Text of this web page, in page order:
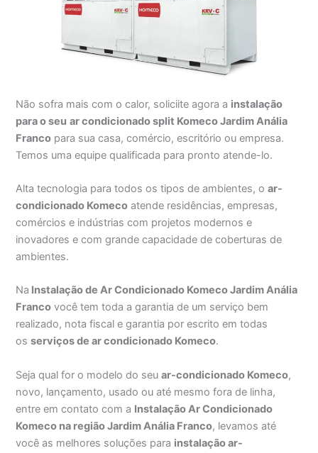
Não sofra mais com o calor, soliciite agora a instalação
para o seu ar condicionado split Komeco Jardim Anália
Franco para sua casa, comércio, escritório ou empresa.
Temos uma equipe qualificada para pronto atende-lo.
Alta tecnologia para todos os tipos de ambientes, oar-
condicionado Komeco atende residências, empresas,
comércios e indústrias com projetos modernos e
inovadores e com grande capacidade de coberturas de
ambientes.
Na Instalação de Ar Condicionado Komeco Jardim Anália
Franco você tem toda a garantia de um serviço bem
realizado, nota fiscal e garantia por escrito em todas
osserviços de ar condicionado Komeco.
Seja qual for o modelo do seuar-condicionado Komeco,
novo, lançamento, usado ou até mesmo fora de linha,
entre em contato com a Instalação Ar Condicionado
Komeco na região Jardim Anália Franco, levamos até
você as melhores soluções para instalação ar-